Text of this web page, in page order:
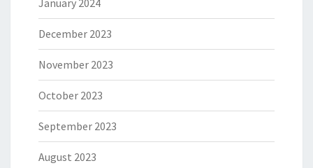
January 2024
December 2023
November 2023
October 2023
September 2023
August 2023